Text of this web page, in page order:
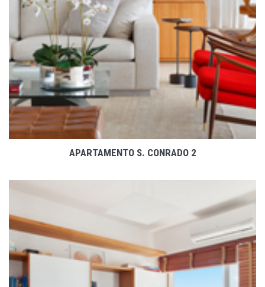
VER PROJETO
APARTAMENTO S. CONRADO 2